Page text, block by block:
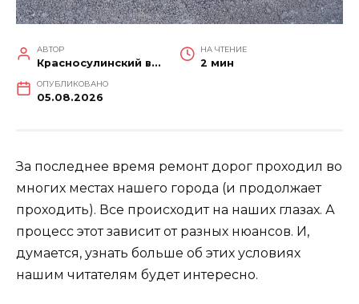
АВТОР
Красносулинский вестник
НА ЧТЕНИЕ
2 мин
ОПУБЛИКОВАНО
05.08.2026
За последнее время ремонт дорог проходил во
многих местах нашего города (и продолжает
проходить). Все происходит на наших глазах. А
процесс этот зависит от разных нюансов. И,
думается, узнать больше об этих условиях
нашим читателям будет интересно.